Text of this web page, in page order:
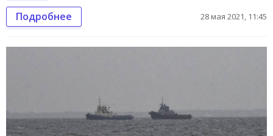
Подробнее 28 мая 2021, 11:45